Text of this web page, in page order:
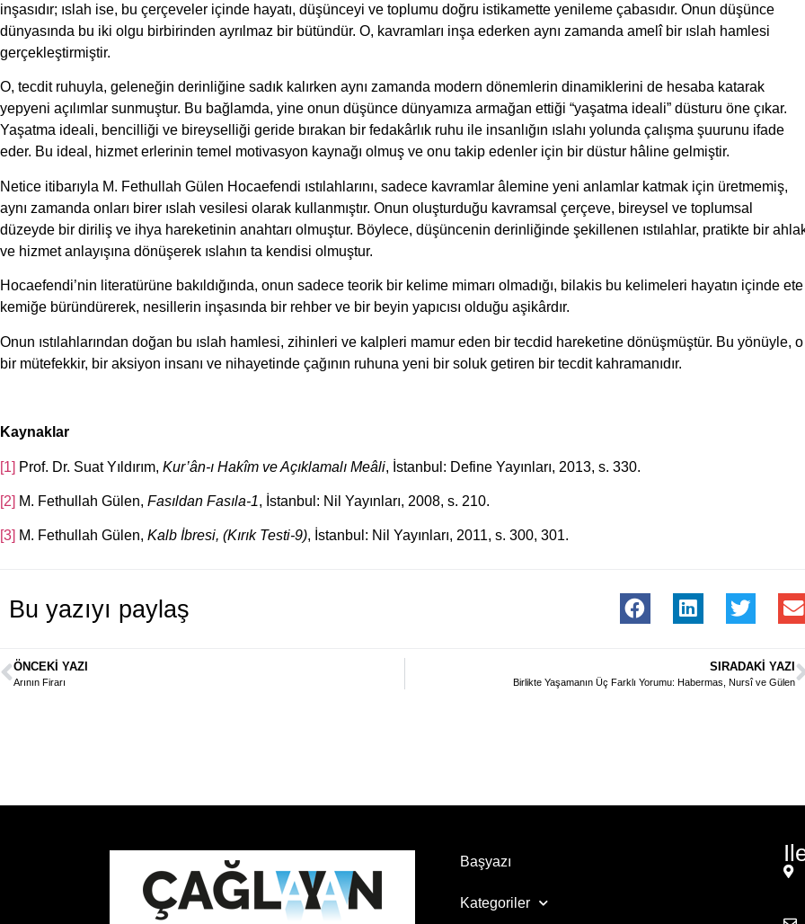
inşasıdır; ıslah ise, bu çerçeveler içinde hayatı, düşünceyi ve toplumu doğru istikamette yenileme çabasıdır. Onun düşünce
dünyasında bu iki olgu birbirinden ayrılmaz bir bütündür. O, kavramları inşa ederken aynı zamanda amelî bir ıslah hamlesi
gerçekleştirmiştir.
O, tecdit ruhuyla, geleneğin derinliğine sadık kalırken aynı zamanda modern dönemlerin dinamiklerini de hesaba katarak
yepyeni açılımlar sunmuştur. Bu bağlamda, yine onun düşünce dünyamıza armağan ettiği “yaşatma ideali” düsturu öne çıkar.
Yaşatma ideali, bencilliği ve bireyselliği geride bırakan bir fedakârlık ruhu ile insanlığın ıslahı yolunda çalışma şuurunu ifade
eder. Bu ideal, hizmet erlerinin temel motivasyon kaynağı olmuş ve onu takip edenler için bir düstur hâline gelmiştir.
Netice itibarıyla M. Fethullah Gülen Hocaefendi ıstılahlarını, sadece kavramlar âlemine yeni anlamlar katmak için üretmemiş,
aynı zamanda onları birer ıslah vesilesi olarak kullanmıştır. Onun oluşturduğu kavramsal çerçeve, bireysel ve toplumsal
düzeyde bir diriliş ve ihya hareketinin anahtarı olmuştur. Böylece, düşüncenin derinliğinde şekillenen ıstılahlar, pratikte bir
ve hizmet anlayışına dönüşerek ıslahın ta kendisi olmuştur.
Hocaefendi’nin literatürüne bakıldığında, onun sadece teorik bir kelime mimarı olmadığı, bilakis bu kelimeleri hayatın içinde ete
kemiğe büründürerek, nesillerin inşasında bir rehber ve bir beyin yapıcısı olduğu aşikârdır.
Onun ıstılahlarından doğan bu ıslah hamlesi, zihinleri ve kalpleri mamur eden bir tecdid hareketine dönüşmüştür. Bu yönüyle, o
bir mütefekkir, bir aksiyon insanı ve nihayetinde çağının ruhuna yeni bir soluk getiren bir tecdit kahramanıdır.
Kaynaklar
[1] Prof. Dr. Suat Yıldırım, Kur’ân-ı Hakîm ve Açıklamalı Meâli, İstanbul: Define Yayınları, 2013, s. 330.
[2] M. Fethullah Gülen, Fasıldan Fasıla-1, İstanbul: Nil Yayınları, 2008, s. 210.
[3] M. Fethullah Gülen, Kalb İbresi, (Kırık Testi-9), İstanbul: Nil Yayınları, 2011, s. 300, 301.
Bu yazıyı paylaş
ÖNCEKI YAZI
Arının Firarı
SIRADAKI YAZI
Birlikte Yaşamanın Üç Farklı Yorumu: Habermas, Nursî ve Gülen
Başyazı
Kategoriler